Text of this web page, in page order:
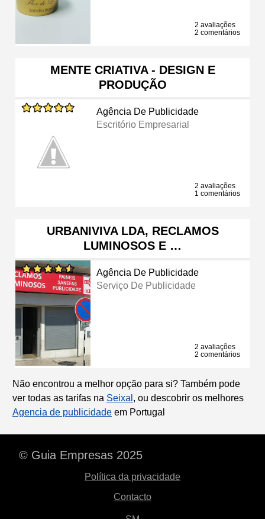
2 avaliações
2 comentários
MENTE CRIATIVA - DESIGN E
PRODUÇÃO
Agência De Publicidade
Escritório Empresarial
2 avaliações
1 comentários
URBANIVIVA LDA, RECLAMOS
LUMINOSOS E …
Agência De Publicidade
Serviço De Publicidade
2 avaliações
2 comentários
Não encontrou a melhor opção para si? Também pode
ver todas as tarifas na Seixal , ou descobrir os melhores
Agencia de publicidade em Portugal
© Guia Empresas 2025
Política da privacidade
Contacto